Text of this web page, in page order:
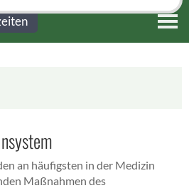
an häufigsten in der Medizin
Maßnahmen des